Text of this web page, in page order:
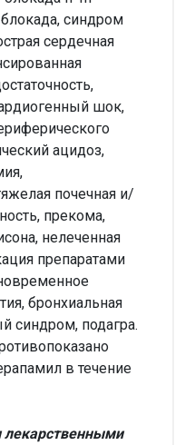
блокада, синдром
сердечная
шок,
ацидоз,
почечная и/
прекома,
нелеченная
препаратами
бронхиальная
синдром, подагра.
в течение
лекарственными